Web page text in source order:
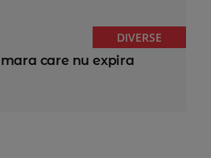
DIVERSE
care nu expira